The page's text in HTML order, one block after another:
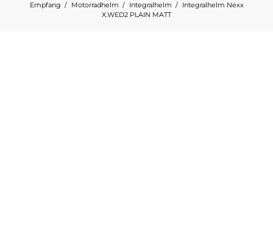
Empfang Motorradhelm Integralhelm
Integralhelm Nexx
X.WED2 PLAIN MATT